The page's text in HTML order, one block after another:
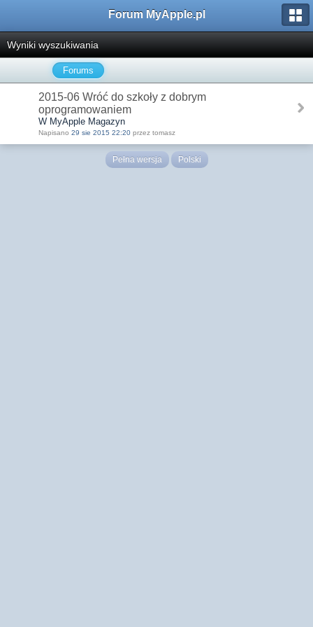
Forum MyApple.pl
Wyniki wyszukiwania
Forums
2015-06 Wróć do szkoły z dobrym
oprogramowaniem
W MyApple Magazyn
Napisano 29 sie 2015 22:20 przez tomasz
Pełna wersja Polski